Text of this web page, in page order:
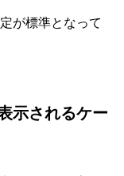
が標準となって
示されるケー